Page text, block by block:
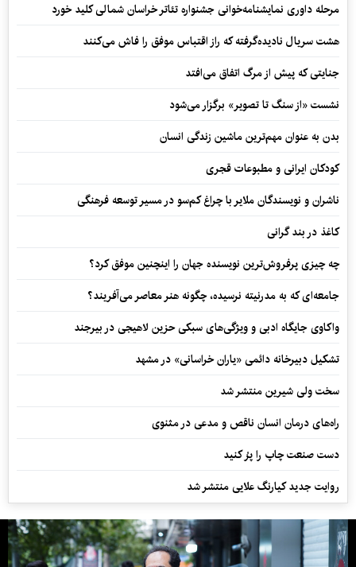
مرحله داوری نمایشنامه‌خوانی جشنواره تئاتر خراسان شمالی کلید خورد
هشت سریال نادیده‌گرفته که راز اقتباس موفق را فاش می‌کنند
جنایتی که پیش از مرگ اتفاق می‌افتد
نشست «از سنگ تا تصویر» برگزار می‌شود
بدن به عنوان مهم‌ترین ماشین زندگی انسان
کودکان ایرانی و مطبوعات قجری
ناشران و نویسندگان ملایر با چراغ کم‌سو در مسیر توسعه فرهنگی
کاغذ در بند گرانی
چه چیزی پرفروش‌ترین نویسنده جهان را اینچنین موفق کرد؟
جامعه‌ای که به مدرنیته نرسیده، چگونه هنر معاصر می‌آفریند؟
واکاوی جایگاه ادبی و ویژگی‌های سبکی حزین لاهیجی در بیرجند
تشکیل دبیرخانه دائمی «یاران خراسانی» در مشهد
سخت ولی شیرین منتشر شد
راه‌های درمان انسان ناقص و مدعی در مثنوی
دست صنعت چاپ را پرُ کنید
روایت جدید کیارنگ علایی منتشر شد